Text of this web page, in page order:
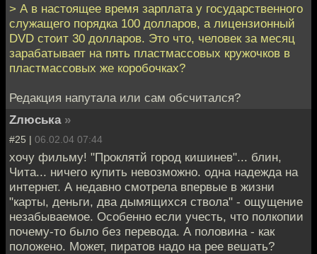
> А в настоящее время зарплата у государственного
служащего порядка 100 долларов, а лицензионный
DVD стоит 30 долларов. Это что, человек за месяц
зарабатывает на пять пластмассовых кружочков в
пластмассовых же коробочках?
Редакция напутала или сам обсчитался?
Zлюська »
#25 | 06.02.04 07:44
хочу фильму! "Проклятй город кишинев"... блин,
Чита... ничего купить невозможно. одна надежда на
интернет. А недавно смотрела впервые в жизни
"карты, деньги, два дымящихся ствола" - ощущение
незабываемое. Особенно если учесть, что полкопии
почему-то было без перевода. А половина - как
положено. Может, пиратов надо на рее вешать?